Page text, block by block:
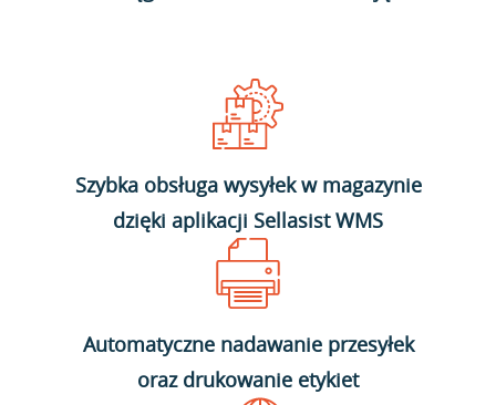
Szybka obsługa wysyłek w magazynie
dzięki aplikacji Sellasist WMS
Automatyczne nadawanie przesyłek
oraz drukowanie etykiet